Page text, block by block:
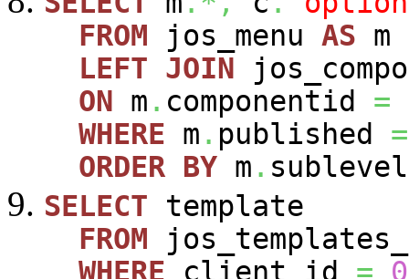
FROM jos_menu AS m
LEFT JOIN
ON m . componentid =
WHERE m . published =
ORDER BY m . sublevel
SELECT template
FROM
WHERE client_id =
0